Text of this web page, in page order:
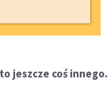
jeszcze coś innego.